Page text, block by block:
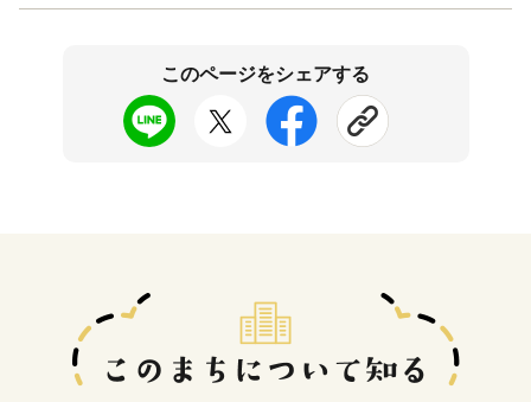
このページをシェアする